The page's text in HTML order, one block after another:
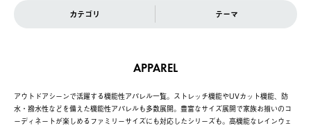
カテゴリ テーマ
APPAREL
アウトドアシーンで活躍する機能性アパレル一覧。ストレッチ機能やUVカット機能、防
水・撥水性などを備えた機能性アパレルも多数展開。豊富なサイズ展開で家族お揃いのコ
ーディネートが楽しめるファミリーサイズにも対応したシリーズも。高機能なレインウェ